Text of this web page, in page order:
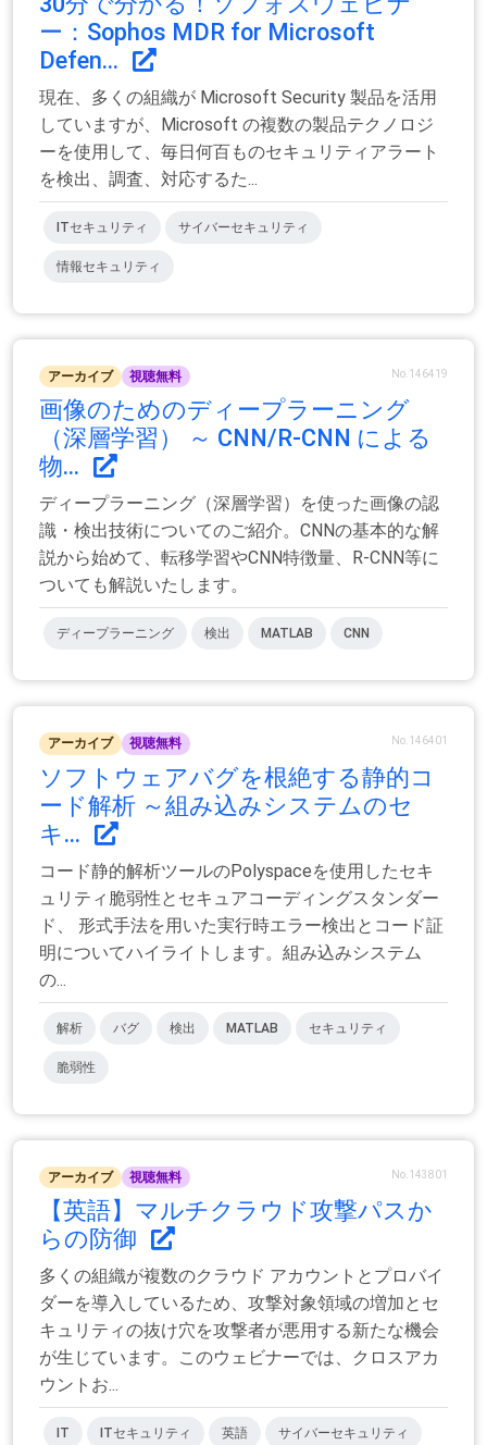
ー：Sophos MDR for Microsoft
Defen...
現在、多くの組織が Microsoft Security 製品を活用
していますが、Microsoft の複数の製品テクノロジ
ーを使用して、毎日何百ものセキュリティアラート
を検出、調査、対応するた...
ITセキュリティ サイバーセキュリティ
情報セキュリティ
アーカイブ 視聴無料 No.146419
画像のためのディープラーニング
（深層学習） ～ CNN/R-CNN による
物...
ディープラーニング（深層学習）を使った画像の認
識・検出技術についてのご紹介。CNNの基本的な解
説から始めて、転移学習やCNN特徴量、R-CNN等に
ついても解説いたします。
ディープラーニング 検出 MATLAB CNN
アーカイブ 視聴無料 No.146401
ソフトウェアバグを根絶する静的コ
ード解析 ～組み込みシステムのセ
キ...
コード静的解析ツールのPolyspaceを使用したセキ
ュリティ脆弱性とセキュアコーディングスタンダー
ド、 形式手法を用いた実行時エラー検出とコード証
明についてハイライトします。組み込みシステム
の...
解析 バグ 検出 MATLAB セキュリティ
脆弱性
アーカイブ 視聴無料 No.143801
【英語】マルチクラウド攻撃パスか
らの防御
多くの組織が複数のクラウド アカウントとプロバイ
ダーを導入しているため、攻撃対象領域の増加とセ
キュリティの抜け穴を攻撃者が悪用する新たな機会
が生じています。このウェビナーでは、クロスアカ
ウントお...
IT ITセキュリティ 英語 サイバーセキュリティ